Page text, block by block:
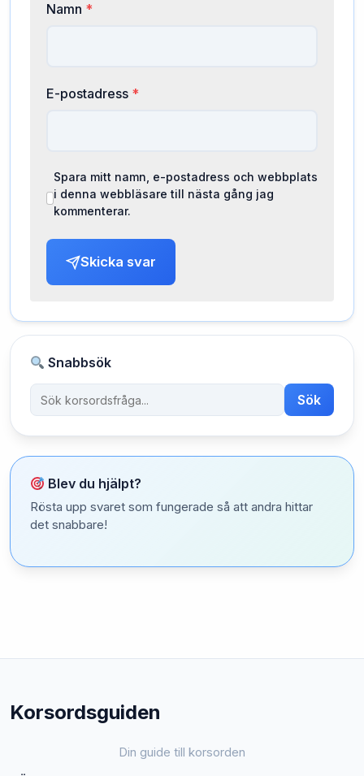
Namn *
E-postadress *
Spara mitt namn, e-postadress och webbplats
i denna webbläsare till nästa gång jag
kommenterar.
Skicka svar
Snabbsök
Sök
Blev du hjälpt?
Rösta upp svaret som fungerade så att andra hittar
det snabbare!
Korsordsguiden
Din guide till korsorden